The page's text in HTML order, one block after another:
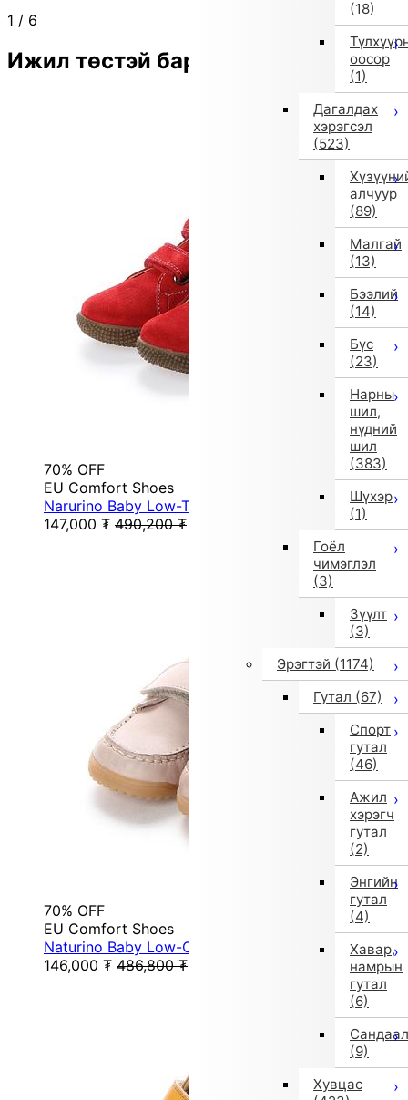
(18)
оосор
(1)
Дагалдах
хэрэгсэл
(523)
алчуур
(89)
Малгай
(13)
Бээлий
(14)
Бүс
(23)
Нарны
шил,
нүдний
шил
(383)
Шүхэр
(1)
Гоёл
чимэглэл
(3)
Зүүлт
(3)
Эрэгтэй (1174)
Гутал (67)
Спорт
гутал
(46)
Ажил
хэрэгч
гутал
(2)
Энгийн
гутал
(4)
Хавар,
намрын
гутал
(6)
Сандаал
(9)
Хувцас
1 / 6
Ижил төстэй бараа
70% OFF
EU Comfort Shoes
Narurino Baby Low-Top Sneakers (Red)
147,000 ₮ 490,200 ₮
70% OFF
EU Comfort Shoes
Naturino Baby Low-Cut Sneakers (Pink)
146,000 ₮ 486,800 ₮